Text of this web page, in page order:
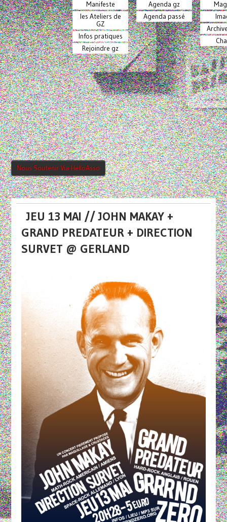
Manifeste
les Ateliers de
GZ
Infos pratiques
Rejoindre gz
Agenda gz
Agenda passé
Nous Soutenir Via HelloAsso
JEU 13 MAI // JOHN MAKAY +
GRAND PREDATEUR + DIRECTION
SURVET @ GERLAND